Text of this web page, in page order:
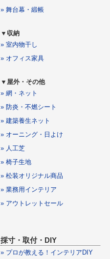
» 舞台幕・緞帳
▼収納
» 室内物干し
» オフィス家具
▼屋外・その他
» 網・ネット
» 防炎・不燃シート
» 建築養生ネット
» オーニング・日よけ
» 人工芝
» 椅子生地
» 松装オリジナル商品
» 業務用インテリア
» アウトレットセール
採寸・取付・DIY
» プロが教える！インテリアDIY